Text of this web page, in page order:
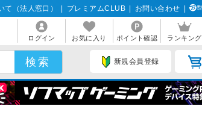
て（法人窓口） プレミアムCLUB お問い合わせ
ログイン お気に入り ポイント確認 ランキング
新規会員登録